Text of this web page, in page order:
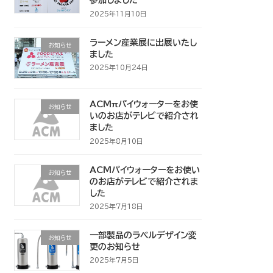
2025年11月10日
お知らせ
ラーメン産業展に出展いたし
ました
2025年10月24日
お知らせ
ACMπパイウォーターをお使
いのお店がテレビで紹介され
ました
2025年8月10日
お知らせ
ACMパイウォーターをお使い
のお店がテレビで紹介されま
した
2025年7月18日
お知らせ
一部製品のラベルデザイン変
更のお知らせ
2025年7月5日